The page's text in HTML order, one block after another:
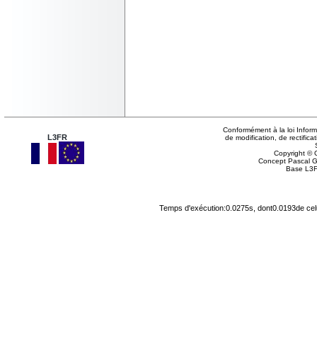
L3FR
Conformément à la loi
de modification, de
Copyright ©
Concept Pascal
Base
Temps d'exécution:0.0275s, dont0.0193de